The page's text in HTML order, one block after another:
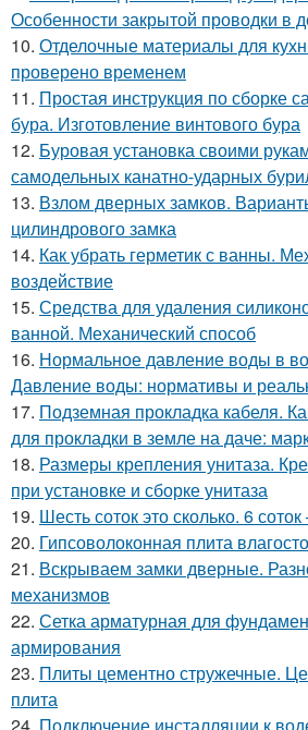
Особенности закрытой проводки в
10. Отделочные материалы для
проверено временем
11. Простая инструкция по сборке
бура. Изготовление винтового бура
12. Буровая установка своими
самодельных канатно-ударных
13. Взлом дверных замков.
цилиндрового замка
14. Как убрать герметик с ванны.
воздействие
15. Средства для удаления
ванной. Механический способ
16. Нормальное давление воды в
Давление воды: нормативы и
17. Подземная прокладка кабеля.
для прокладки в земле на даче:
18. Размеры крепления унитаза.
при установке и сборке унитаза
19. Шесть соток это сколько. 6
20. Гипсоволоконная плита
21. Вскрываем замки дверные.
механизмов
22. Сетка арматурная для
армирования
23. Плиты цементно стружечные.
плита